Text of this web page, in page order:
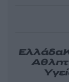
Ελλάδα